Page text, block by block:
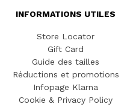
INFORMATIONS UTILES
Store Locator
Gift Card
Guide des tailles
Réductions et promotions
Infopage Klarna
Cookie & Privacy Policy